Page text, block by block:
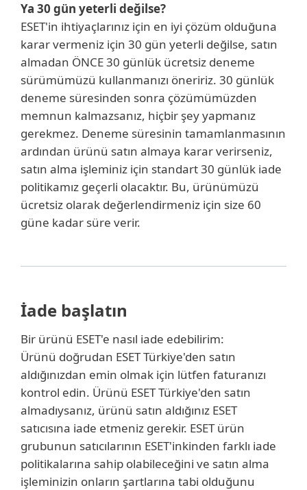
Ya 30 gün yeterli değilse?
ESET'in ihtiyaçlarınız için en iyi çözüm olduğuna
karar vermeniz için 30 gün yeterli değilse, satın
almadan ÖNCE 30 günlük ücretsiz deneme
sürümümüzü kullanmanızı öneririz. 30 günlük
deneme süresinden sonra çözümümüzden
memnun kalmazsanız, hiçbir şey yapmanız
gerekmez. Deneme süresinin tamamlanmasının
ardından ürünü satın almaya karar verirseniz,
satın alma işleminiz için standart 30 günlük iade
politikamız geçerli olacaktır. Bu, ürünümüzü
ücretsiz olarak değerlendirmeniz için size 60
güne kadar süre verir.
İade başlatın
Bir ürünü ESET'e nasıl iade edebilirim:
Ürünü doğrudan ESET Türkiye'den satın
aldığınızdan emin olmak için lütfen faturanızı
kontrol edin. Ürünü ESET Türkiye'den satın
almadıysanız, ürünü satın aldığınız ESET
satıcısına iade etmeniz gerekir. ESET ürün
grubunun satıcılarının ESET'inkinden farklı iade
politikalarına sahip olabileceğini ve satın alma
işleminizin onların şartlarına tabi olduğunu